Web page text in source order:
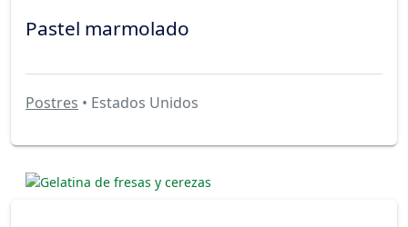
Pastel marmolado
Postres • Estados Unidos